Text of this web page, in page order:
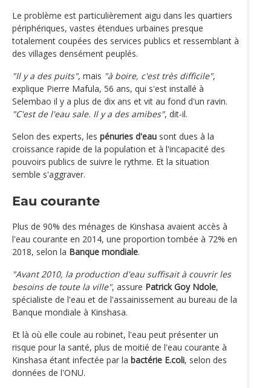
Le problème est particulièrement aigu dans les quartiers
périphériques, vastes étendues urbaines presque
totalement coupées des services publics et ressemblant à
des villages densément peuplés.
"Il y a des puits", mais "à boire, c'est très difficile",
explique Pierre Mafula, 56 ans, qui s'est installé à
Selembao il y a plus de dix ans et vit au fond d'un ravin.
"C'est de l'eau sale. Il y a des amibes", dit-il.
Selon des experts, les pénuries d'eau sont dues à la
croissance rapide de la population et à l'incapacité des
pouvoirs publics de suivre le rythme. Et la situation
semble s'aggraver.
Eau courante
Plus de 90% des ménages de Kinshasa avaient accès à
l'eau courante en 2014, une proportion tombée à 72% en
2018, selon la Banque mondiale.
"Avant 2010, la production d'eau suffisait à couvrir les
besoins de toute la ville", assure Patrick Goy Ndole,
spécialiste de l'eau et de l'assainissement au bureau de la
Banque mondiale à Kinshasa.
Et là où elle coule au robinet, l'eau peut présenter un
risque pour la santé, plus de moitié de l'eau courante à
Kinshasa étant infectée par la bactérie E.coli, selon des
données de l'ONU.